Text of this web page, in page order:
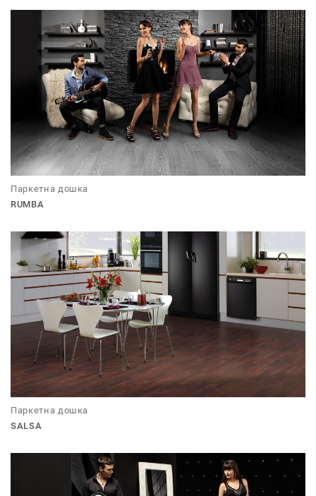
Паркетна дошка
RUMBA
Паркетна дошка
SALSA